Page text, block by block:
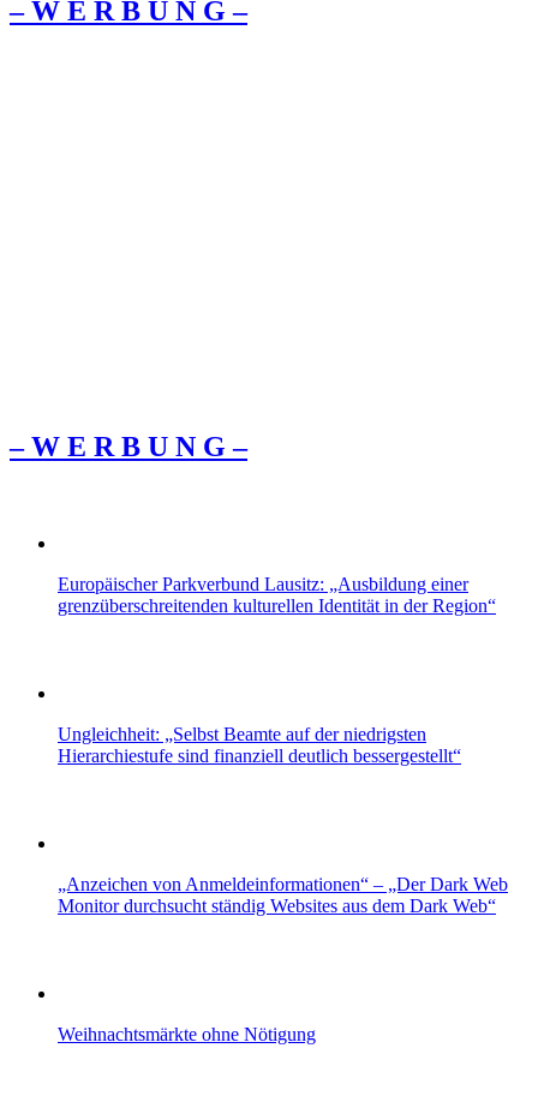
– W Ε R Β U Ν G –
– W Ε R Β U Ν G –
Europäischer Parkverbund Lausitz: „Ausbildung einer
grenzüberschreitenden kulturellen Identität in der Region“
Ungleichheit: „Selbst Beamte auf der niedrigsten
Hierarchiestufe sind finanziell deutlich bessergestellt“
„Anzeichen von Anmeldeinformationen“ – „Der Dark Web
Monitor durchsucht ständig Websites aus dem Dark Web“
Weihnachtsmärkte ohne Nötigung